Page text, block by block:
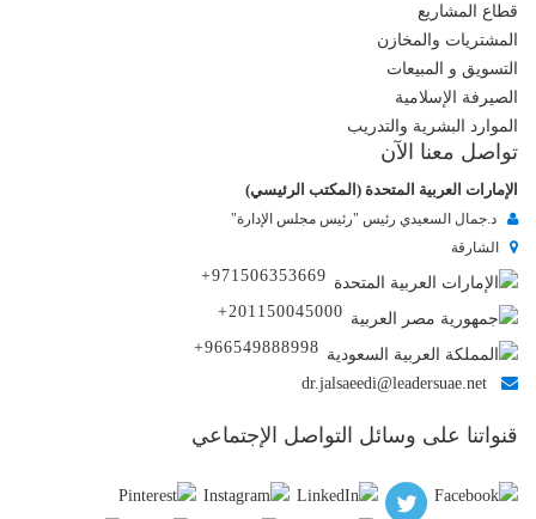
قطاع المشاريع
المشتريات والمخازن
التسويق و المبيعات
الصيرفة الإسلامية
الموارد البشرية والتدريب
تواصل معنا الآن
الإمارات العربية المتحدة (المكتب الرئيسي)
د.جمال السعيدي رئيس "رئيس مجلس الإدارة"
الشارقة
+971506353669
+201150045000
+966549888998
dr.jalsaeedi@leadersuae.net
قنواتنا على وسائل التواصل الإجتماعي